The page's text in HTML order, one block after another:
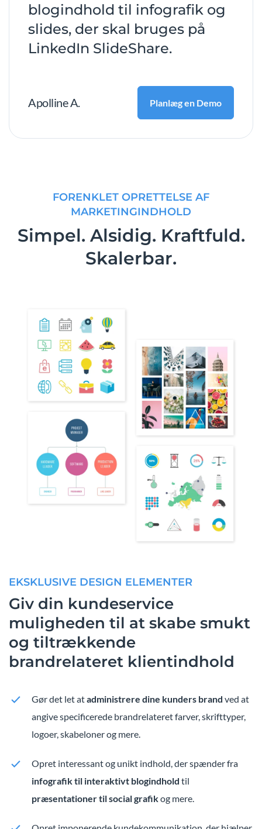
blogindhold til infografik og
slides, der skal bruges på
LinkedIn SlideShare.
Apolline A. Planlæg en Demo
FORENKLET OPRETTELSE AF
MARKETINGINDHOLD
Simpel. Alsidig. Kraftfuld.
Skalerbar.
EKSKLUSIVE DESIGN ELEMENTER
Giv din kundeservice
muligheden til at skabe smukt
og tiltrækkende
brandrelateret klientindhold
Gør det let atadministrere dine kunders brand ved at
angive specificerede brandrelateret farver, skrifttyper,
logoer, skabeloner og mere.
Opret interessantog unikt indhold, der spænder fra
infografik til interaktivt blogindhold til
præsentationer til social grafikog mere.